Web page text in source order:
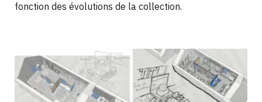
fonction des évolutions de la collection.